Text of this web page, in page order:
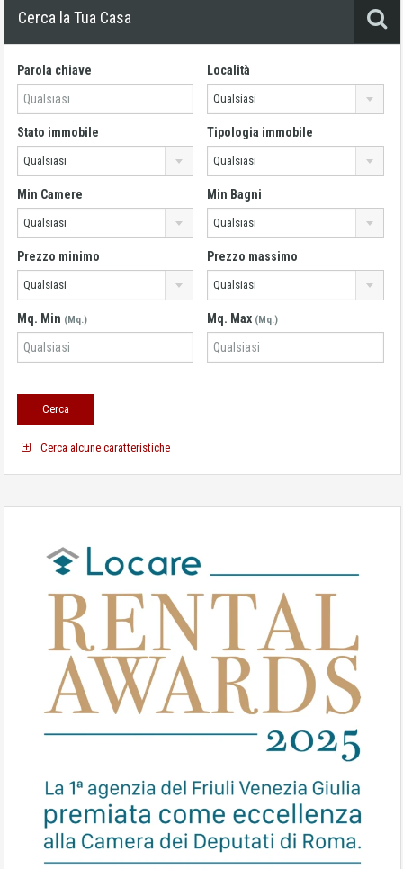
Cerca la Tua Casa
Parola chiave Località
Qualsiasi
Stato immobile
Qualsiasi
Tipologia immobile
Qualsiasi
Min Camere
Qualsiasi
Min Bagni
Qualsiasi
Prezzo minimo
Qualsiasi
Prezzo massimo
Qualsiasi
Mq. Min (Mq.) Mq. Max (Mq.)
Cerca alcune caratteristiche